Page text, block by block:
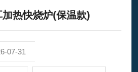
热快烧炉(保温款)
07-31